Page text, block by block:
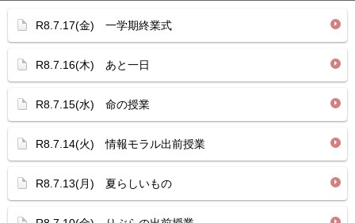
R8.7.17(金) 一学期終業式
R8.7.16(木) あと一日
R8.7.15(水) 命の授業
R8.7.14(火) 情報モラル出前授業
R8.7.13(月) 夏らしいもの